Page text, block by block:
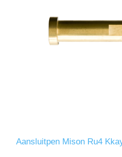
Aansluitpen Mison Ru4